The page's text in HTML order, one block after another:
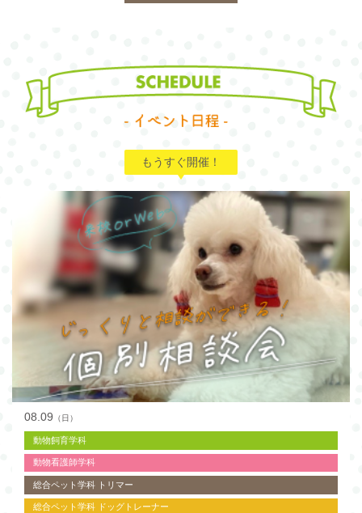
もうすぐ開催！
08.09 （日）
動物飼育学科
動物看護師学科
総合ペット学科 トリマー
総合ペット学科 ドッグトレーナー